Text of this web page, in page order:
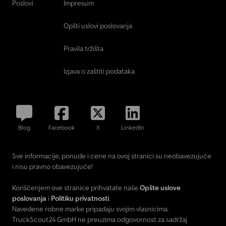
Poslovi Impresum
Opšti uslovi poslovanja
Pravila tržišta
Izjava o zaštiti podataka
Blog Facebook X LinkedIn
Sve informacije, ponude i cene na ovoj stranici su neobavezujuće
i nisu pravno obavezujuće!
Korišćenjem ove stranice prihvatate naše Opšte uslove
poslovanja i Politiku privatnosti.
Navedene robne marke pripadaju svojim vlasnicima.
TruckScout24 GmbH ne preuzima odgovornost za sadržaj